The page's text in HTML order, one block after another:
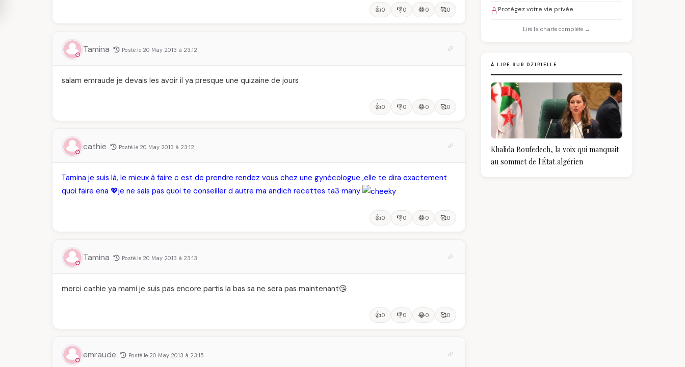
👍0 👎0 😂0 🥰0
Tamina Posté le 20 May 2013 à 23:12
salam emraude je devais les avoir il ya presque une quizaine de jours
👍0 👎0 😂0 🥰0
cathie Posté le 20 May 2013 à 23:12
Tamina je suis là, le mieux à faire c est de prendre rendez vous chez une gynécologue ,elle te dira exactement
quoi faire ena 💖je ne sais pas quoi te conseiller d autre ma andich recettes ta3 many
👍0 👎0 😂0 🥰0
Tamina Posté le 20 May 2013 à 23:13
merci cathie ya mami je suis pas encore partis la bas sa ne sera pas maintenant😘
👍0 👎0 😂0 🥰0
emraude Posté le 20 May 2013 à 23:15
Protégez votre vie privée
Lire la charte complète →
À LIRE SUR DZIRIELLE
Khalida Boufedech, la voix qui manquait
au sommet de l'État algérien